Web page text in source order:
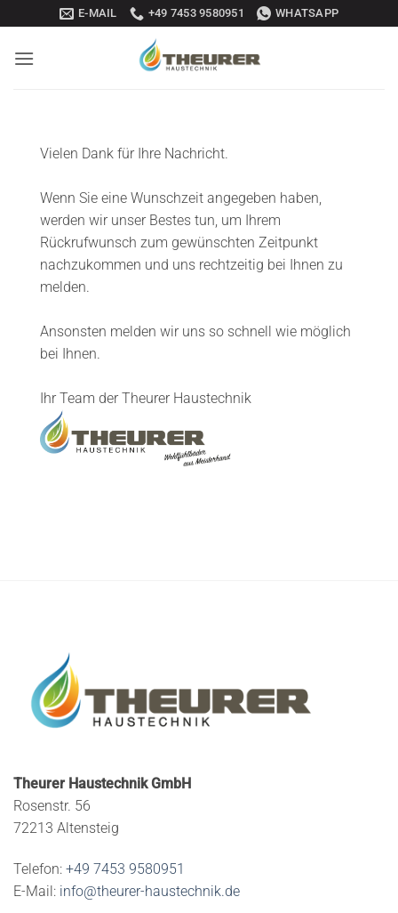
Inhalt
springen
E-MAIL +49 7453 9580951 WHATSAPP
Vielen Dank für Ihre Nachricht.
Wenn Sie eine Wunschzeit angegeben haben,
werden wir unser Bestes tun, um Ihrem
Rückrufwunsch zum gewünschten Zeitpunkt
nachzukommen und uns rechtzeitig bei Ihnen zu
melden.
Ansonsten melden wir uns so schnell wie möglich
bei Ihnen.
Ihr Team der Theurer Haustechnik
Theurer Haustechnik GmbH
Rosenstr. 56
72213 Altensteig
Telefon: +49 7453 9580951
E-Mail: info@theurer-haustechnik.de